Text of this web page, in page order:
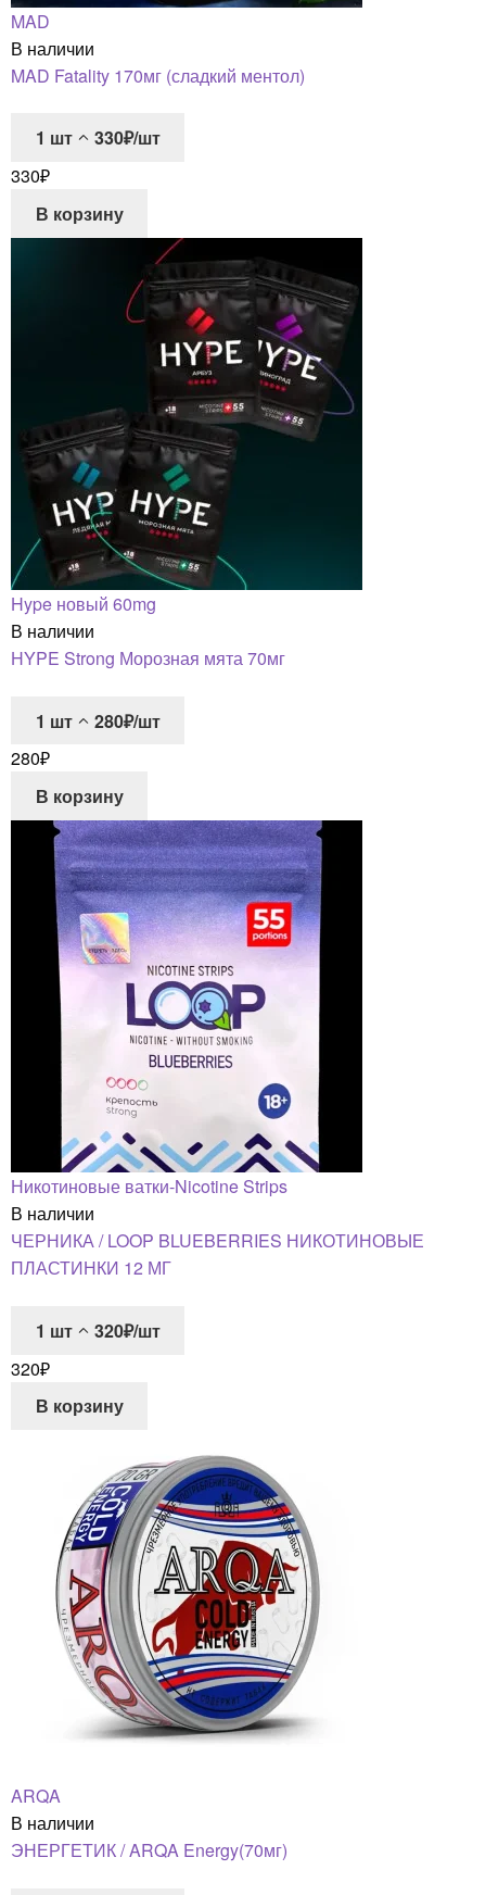
MAD
В наличии
MAD Fatality 170мг (сладкий ментол)
1 шт
330₽/шт
330₽
В корзину
Hype новый 60mg
В наличии
HYPE Strong Морозная мята 70мг
1 шт
280₽/шт
280₽
В корзину
Никотиновые ватки-Nicotine Strips
В наличии
ЧЕРНИКА / LOOP BLUEBERRIES НИКОТИНОВЫЕ
ПЛАСТИНКИ 12 МГ
1 шт
320₽/шт
320₽
В корзину
ARQA
В наличии
ЭНЕРГЕТИК / ARQA Energy(70мг)